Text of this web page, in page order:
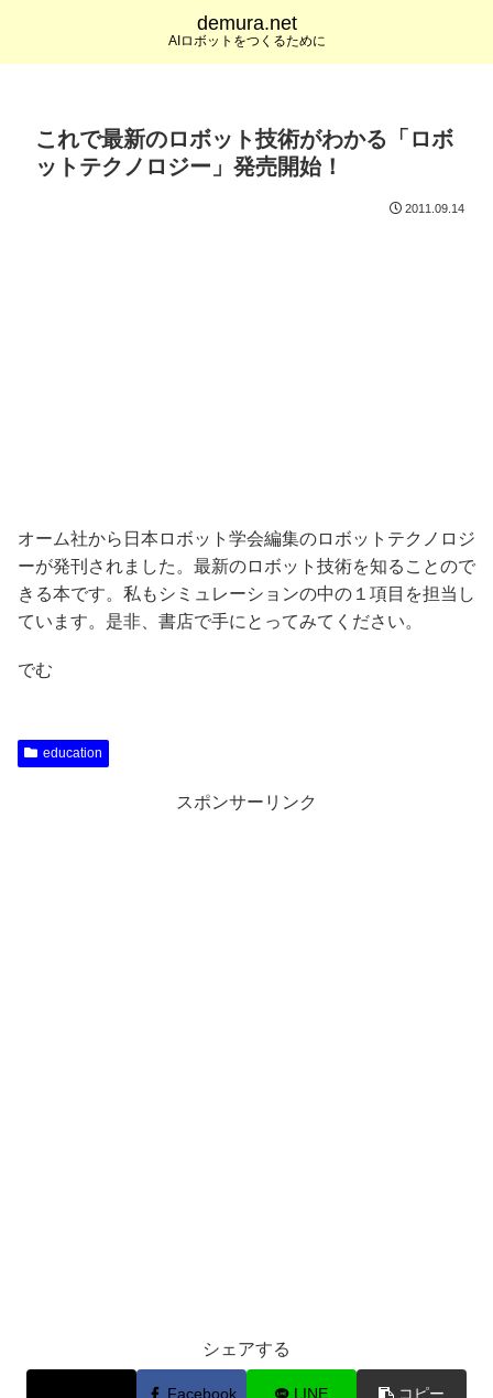
demura.net
AIロボットをつくるために
これで最新のロボット技術がわかる「ロボ
ットテクノロジー」発売開始！
2011.09.14
オーム社から日本ロボット学会編集のロボットテクノロジ
ーが発刊されました。最新のロボット技術を知ることので
きる本です。私もシミュレーションの中の１項目を担当し
ています。是非、書店で手にとってみてください。
でむ
education
スポンサーリンク
シェアする
Facebook LINE コピー